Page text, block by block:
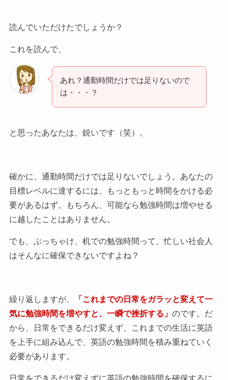
読んでいただけたでしょうか？
これを読んで、
あれ？通勤時間だけでは足りないので
は・・・？
と思ったあなたは、鋭いです（笑）。
確かに、通勤時間だけでは足りないでしょう。あなたの
目標レベルに達するには、もっともっと時間をかける必
要があるはず。もちろん、可能なら勉強時間は増やせる
に越したことはありません。
でも、ぶっちゃけ、机での勉強時間って、忙しい社会人
はそんなに確保できないですよね？
繰り返しますが、
「これまでの日常をガラッと変えて一
気に勉強時間を増やすと、一瞬で挫折する」 のです。だ
から、日常をできるだけ変えず、これまでの生活に英語
を上手に組み込んで、英語の勉強時間を積み重ねていく
必要があります。
日常をできるだけ変えずに英語の勉強時間を確保するに